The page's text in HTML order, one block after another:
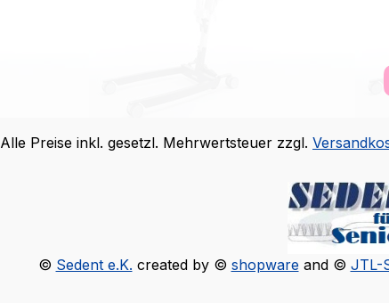
Alle Preise inkl. gesetzl. Mehrwertsteuer zzgl.
© Sedent e.K. created by © shopwareand © JTL-